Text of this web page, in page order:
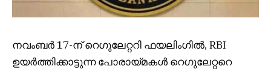
നവംബർ 17-ന് റെഗുലേറ്ററി ഫയലിംഗിൽ, RBI
ഉയർത്തിക്കാട്ടുന്ന പോരായ്മകൾ റെഗുലേറ്ററെ